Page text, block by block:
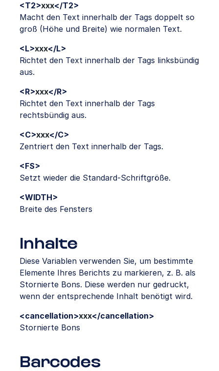
<T2>xxx</T2>
Macht den Text innerhalb der Tags doppelt so
groß (Höhe und Breite) wie normalen Text.
<L>xxx</L>
Richtet den Text innerhalb der Tags linksbündig
aus.
<R>xxx</R>
Richtet den Text innerhalb der Tags
rechtsbündig aus.
<C>xxx</C>
Zentriert den Text innerhalb der Tags.
<FS>
Setzt wieder die Standard-Schriftgröße.
<WIDTH>
Breite des Fensters
Inhalte
Diese Variablen verwenden Sie, um bestimmte
Elemente Ihres Berichts zu markieren, z. B. als
Stornierte Bons. Diese werden nur gedruckt,
wenn der entsprechende Inhalt benötigt wird.
<cancellation>xxx</cancellation>
Stornierte Bons
Barcodes